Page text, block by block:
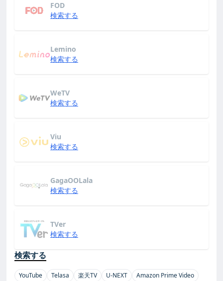
FOD
検索する
Lemino
検索する
WeTV
検索する
Viu
検索する
GagaOOLala
検索する
TVer
検索する
検索する
YouTube Telasa 楽天TV U-NEXT
Amazon Prime Video